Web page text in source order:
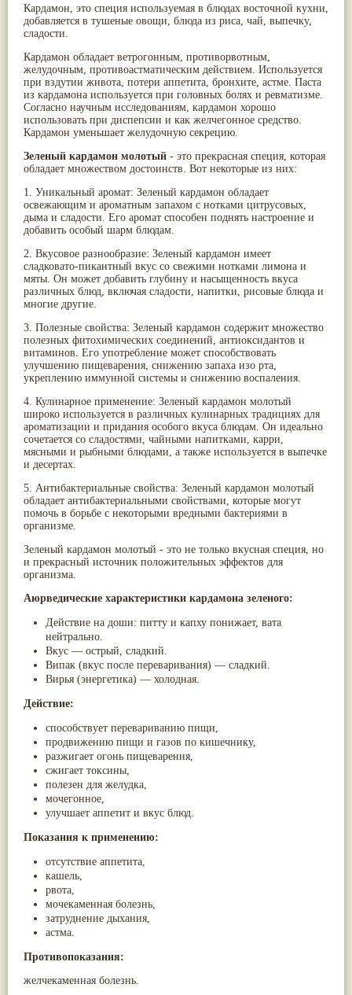
Кардамон, это специя используемая в блюдах восточной кухни,
добавляется в тушеные овощи, блюда из риса, чай, выпечку,
сладости.
Кардамон обладает ветрогонным, противорвотным,
желудочным, противоастматическим действием. Используется
при вздутии живота, потери аппетита, бронхите, астме. Паста
из кардамона используется при головных болях и ревматизме.
Согласно научным исследованиям, кардамон хорошо
использовать при диспепсии и как желчегонное средство.
Кардамон уменьшает желудочную секрецию.
Зеленый кардамон молотый - это прекрасная специя, которая
обладает множеством достоинств. Вот некоторые из них:
1. Уникальный аромат: Зеленый кардамон обладает
освежающим и ароматным запахом с нотками цитрусовых,
дыма и сладости. Его аромат способен поднять настроение и
добавить особый шарм блюдам.
2. Вкусовое разнообразие: Зеленый кардамон имеет
сладковато-пикантный вкус со свежими нотками лимона и
мяты. Он может добавить глубину и насыщенность вкуса
различных блюд, включая сладости, напитки, рисовые блюда и
многие другие.
3. Полезные свойства: Зеленый кардамон содержит множество
полезных фитохимических соединений, антиоксидантов и
витаминов. Его употребление может способствовать
улучшению пищеварения, снижению запаха изо рта,
укреплению иммунной системы и снижению воспаления.
4. Кулинарное применение: Зеленый кардамон молотый
широко используется в различных кулинарных традициях для
ароматизации и придания особого вкуса блюдам. Он идеально
сочетается со сладостями, чайными напитками, карри,
мясными и рыбными блюдами, а также используется в выпечке
и десертах.
5. Антибактериальные свойства: Зеленый кардамон молотый
обладает антибактериальными свойствами, которые могут
помочь в борьбе с некоторыми вредными бактериями в
организме.
Зеленый кардамон молотый - это не только вкусная специя, но
и прекрасный источник положительных эффектов для
организма.
Аюрведические характеристики кардамона зеленого:
Действие на доши: питту и капху понижает, вата
нейтрально.
Вкус — острый, сладкий.
Випак (вкус после переваривания) — сладкий.
Вирья (энергетика) — холодная.
Действие:
способствует перевариванию пищи,
продвижению пищи и газов по кишечнику,
разжигает огонь пищеварения,
сжигает токсины,
полезен для желудка,
мочегонное,
улучшает аппетит и вкус блюд.
Показания к применению:
отсутствие аппетита,
кашель,
рвота,
мочекаменная болезнь,
затруднение дыхания,
астма.
Противопоказания:
желчекаменная болезнь.
Паслён черный (13)
Ипомея(12)
Коричник цейлонский
(12)
Розовая соль
(12)
Сверция(12)
Виноград(11)
Каменная соль(11)
Коровье молоко(11)
Мукуна жгучая(11)
(11)
Патала(11)
Соссюрея/кушта(11)
Турпет(11)
Алойное дерево(10)
Асафетида(10)
Пармелия(10)
Тмин обыкновенный(10)
Ашока(9)
Вишня гималайская(9)
Данти (9)
Мурва
Птерокарпус мешковидный
Юстиция сосудистая/Васака(9)
Жасмин(8)
Каранджа(8)
Кутаки(8)
Мята(8)
(8)
more...